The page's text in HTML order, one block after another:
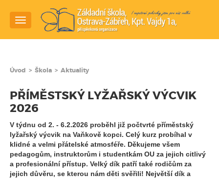
Navigace
Úvod > Škola > Aktuality
PŘÍMĚSTSKÝ LYŽAŘSKÝ VÝCVIK
2026
V týdnu od 2. - 6.2.2026 proběhl již počtvrté příměstský
lyžařský výcvik na Vaňkově kopci. Celý kurz probíhal v
klidné a velmi přátelské atmosféře. Děkujeme všem
pedagogům, instruktorům i studentkám OU za jejich citlivý
a profesionální přístup. Velký dík patří také rodičům za
jejich důvěru, se kterou nám děti svěřili! Největší dík a